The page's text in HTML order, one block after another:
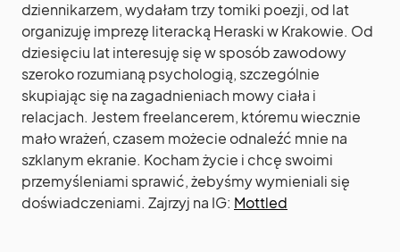
dziennikarzem, wydałam trzy tomiki poezji, od lat
organizuję imprezę literacką Heraski w Krakowie. Od
dziesięciu lat interesuję się w sposób zawodowy
szeroko rozumianą psychologią, szczególnie
skupiając się na zagadnieniach mowy ciała i
relacjach. Jestem freelancerem, któremu wiecznie
mało wrażeń, czasem możecie odnaleźć mnie na
szklanym ekranie. Kocham życie i chcę swoimi
przemyśleniami sprawić, żebyśmy wymieniali się
doświadczeniami. Zajrzyj na IG: Mottled